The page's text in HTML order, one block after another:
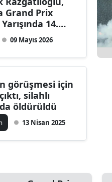
Grand Prix
14.
Aldı
09 Mayıs 2026
görüşmesi için
silahlı
öldürüldü
13 Nisan 2025